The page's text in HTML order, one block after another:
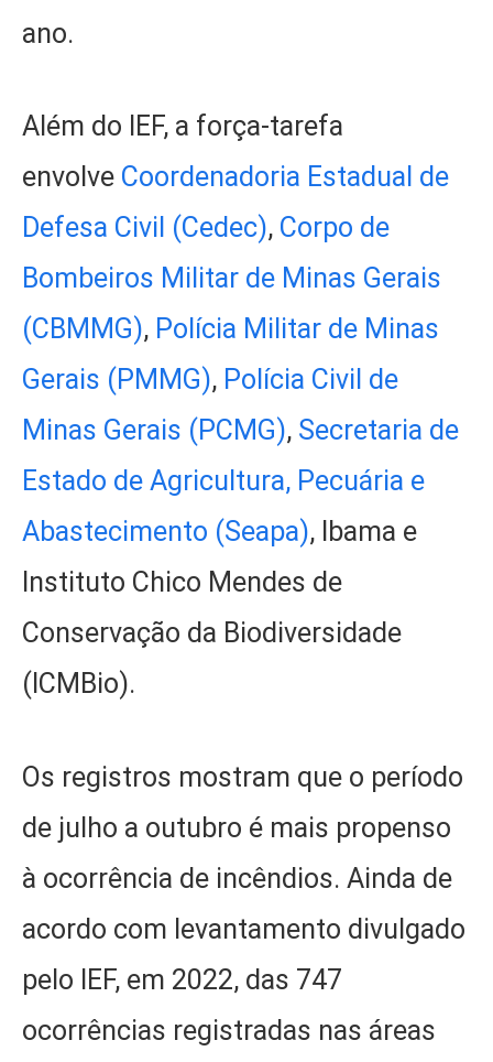
ano.
Além do IEF, a força-tarefa
envolve Coordenadoria Estadual de
Defesa Civil (Cedec), Corpo de
Bombeiros Militar de Minas Gerais
(CBMMG), Polícia Militar de Minas
Gerais (PMMG), Polícia Civil de
Minas Gerais (PCMG), Secretaria de
Estado de Agricultura, Pecuária e
Abastecimento (Seapa), Ibama e
Instituto Chico Mendes de
Conservação da Biodiversidade
(ICMBio).
Os registros mostram que o período
de julho a outubro é mais propenso
à ocorrência de incêndios. Ainda de
acordo com levantamento divulgado
pelo IEF, em 2022, das 747
ocorrências registradas nas áreas